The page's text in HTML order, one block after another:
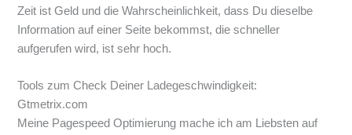
Zeit ist Geld und die Wahrscheinlichkeit, dass Du dieselbe
Information auf einer Seite bekommst, die schneller
aufgerufen wird, ist sehr hoch.
Tools zum Check Deiner Ladegeschwindigkeit:
Gtmetrix.com
Meine Pagespeed Optimierung mache ich am Liebsten auf